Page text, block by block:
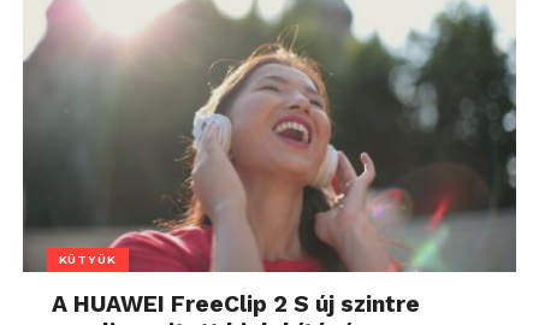
KÜTYÜK
A HUAWEI FreeClip 2 S új szintre